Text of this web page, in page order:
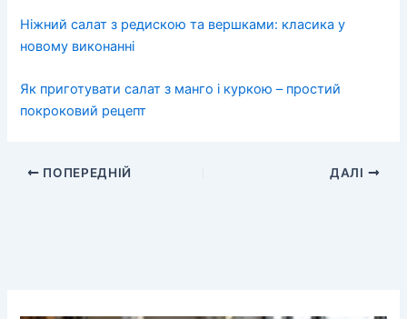
Ніжний салат з редискою та вершками: класика у
новому виконанні
Як приготувати салат з манго і куркою – простий
покроковий рецепт
ПОПЕРЕДНІЙ ДАЛІ